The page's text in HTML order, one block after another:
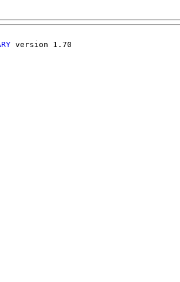
version 1.70